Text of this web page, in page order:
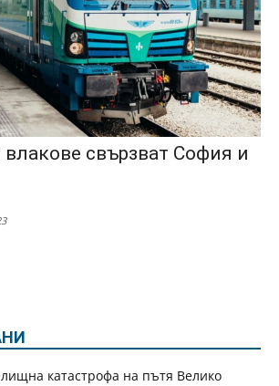
свързват София и
катастрофа на пътя Велико